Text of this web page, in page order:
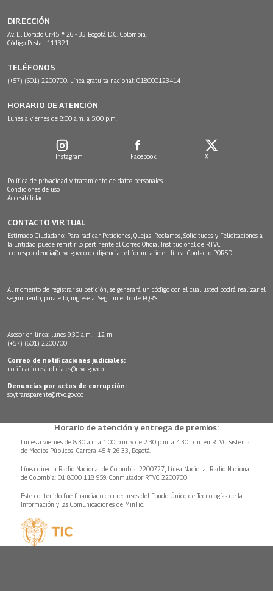
DIRECCIÓN
Av. El Dorado Cr.45 # 26 - 33 Bogotá D.C. Colombia.
Código Postal: 111321
TELÉFONOS
(+57) (601) 2200700. Línea gratuita nacional: 018000123414
HORARIO DE ATENCIÓN
Lunes a viernes de 8:00 a.m. a 5:00 p.m.
Instagram Facebook X
Política de privacidad y tratamiento de datos personales
Condiciones de uso
Accesibilidad
CONTACTO VIRTUAL
Estimado Ciudadano: Para radicar Peticiones, Quejas, Reclamos, Solicitudes y Felicitaciones a
la Entidad puede remitir lo pertinente al Correo Oficial Institucional de RTVC
correspondencia@rtvc.gov.co o diligenciar el formulario en línea: Contacto PQRSD.
Al momento de registrar su petición, se generará un código con el cual usted podrá realizar el
seguimiento, para ello, ingrese a: Seguimiento de PQRS
Asesor en línea: lunes 9:30 a.m. - 12 m
(+57) (601) 2200700
Correo de notificaciones judiciales:
notificacionesjudiciales@rtvc.gov.co
Denuncias por actos de corrupción:
soytransparente@rtvc.gov.co
Horario de atención y entrega de premios:
Lunes a viernes de 8:30 a.m.a 1:00 p.m. y de 2:30 p.m. a 4:30 p.m. en RTVC Sistema
de Medios Públicos, Carrera 45 # 26-33, Bogotá.
Línea directa Radio Nacional de Colombia: 2200727, Línea Nacional Radio Nacional
de Colombia: 01 8000 118 959. Conmutador RTVC 2200700
Este contenido fue financiado con recursos del Fondo Único de Tecnologías de la
Información y las Comunicaciones de MinTic.